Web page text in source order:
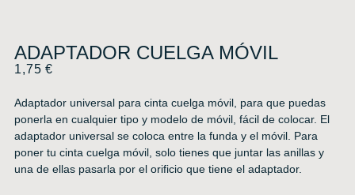
ADAPTADOR CUELGA MÓVIL
1,75€
Adaptador universal para cinta cuelga móvil, para que puedas
ponerla en cualquier tipo y modelo de móvil, fácil de colocar. El
adaptador universal se coloca entre la funda y el móvil. Para
poner tu cinta cuelga móvil, solo tienes que juntar las anillas y
una de ellas pasarla por el orificio que tiene el adaptador.